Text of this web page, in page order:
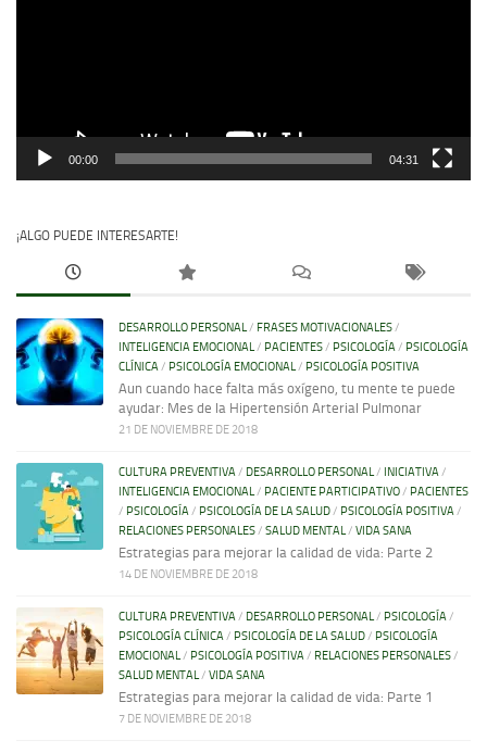
00:00 04:31
¡ALGO PUEDE INTERESARTE!
DESARROLLO PERSONAL/ FRASES MOTIVACIONALES/
INTELIGENCIA EMOCIONAL/ PACIENTES/ PSICOLOGÍA/ PSICOLOGÍA
CLÍNICA/ PSICOLOGÍA EMOCIONAL/ PSICOLOGÍA POSITIVA
Aun cuando hace falta más oxígeno, tu mente te puede
ayudar: Mes de la Hipertensión Arterial Pulmonar
21 DE NOVIEMBRE DE 2018
CULTURA PREVENTIVA/ DESARROLLO PERSONAL/ INICIATIVA/
INTELIGENCIA EMOCIONAL/ PACIENTE PARTICIPATIVO/ PACIENTES
/ PSICOLOGÍA/ PSICOLOGÍA DE LA SALUD/ PSICOLOGÍA POSITIVA/
RELACIONES PERSONALES/ SALUD MENTAL/ VIDA SANA
Estrategias para mejorar la calidad de vida: Parte 2
14 DE NOVIEMBRE DE 2018
CULTURA PREVENTIVA/ DESARROLLO PERSONAL/ PSICOLOGÍA/
PSICOLOGÍA CLÍNICA/ PSICOLOGÍA DE LA SALUD/ PSICOLOGÍA
EMOCIONAL/ PSICOLOGÍA POSITIVA/ RELACIONES PERSONALES/
SALUD MENTAL/ VIDA SANA
Estrategias para mejorar la calidad de vida: Parte 1
7 DE NOVIEMBRE DE 2018